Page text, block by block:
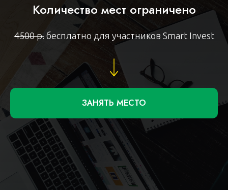
Количество мест ограничено
4500 р.бесплатно для участников Smart Invest
ЗАНЯТЬ МЕСТО